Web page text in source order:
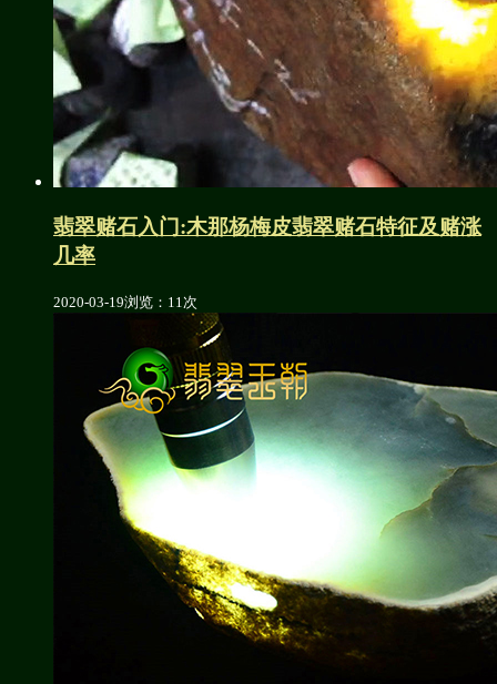
翡翠赌石入门:木那杨梅皮翡翠赌石特征及赌涨
几率
2020-03-19浏览：11次